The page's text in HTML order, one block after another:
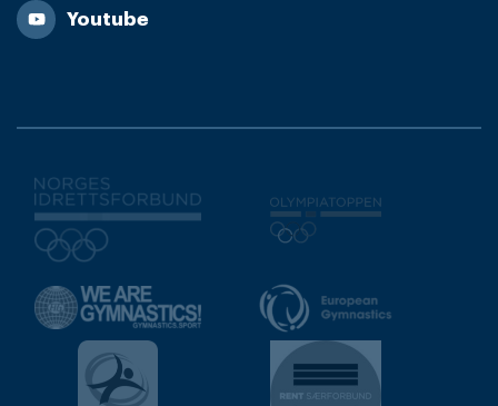
Youtube